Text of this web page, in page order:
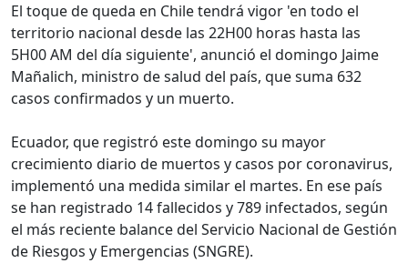
El toque de queda en Chile tendrá vigor 'en todo el
territorio nacional desde las 22H00 horas hasta las
5H00 AM del día siguiente', anunció el domingo Jaime
Mañalich, ministro de salud del país, que suma 632
casos confirmados y un muerto.
Ecuador, que registró este domingo su mayor
crecimiento diario de muertos y casos por coronavirus,
implementó una medida similar el martes. En ese país
se han registrado 14 fallecidos y 789 infectados, según
el más reciente balance del Servicio Nacional de Gestión
de Riesgos y Emergencias (SNGRE).